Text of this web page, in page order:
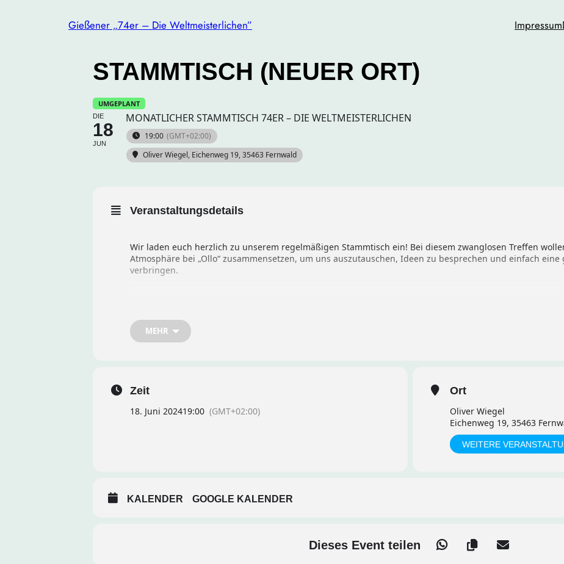
Gießener „74er – Die Weltmeisterlichen” Impressum
STAMMTISCH (NEUER ORT)
UMGEPLANT
DIE
18
JUN
MONATLICHER STAMMTISCH 74ER – DIE WELTMEISTERLICHEN
19:00 (GMT+02:00)
Oliver Wiegel, Eichenweg 19, 35463 Fernwald
Veranstaltungsdetails
Wir laden euch herzlich zu unserem regelmäßigen Stammtisch ein! Bei diesem zwanglosen Treffen
Atmosphäre bei „Ollo“ zusammensetzen, um uns auszutauschen, Ideen zu besprechen und einfach
verbringen.
Ort:Bei unserem Mitglied Oliver Wiegel, Eichenweg 19, 35463 Fernwald
Gemeinsamer Austausch und Kennenlernen
MEHR
Zeit
18. Juni 202419:00 (GMT+02:00)
Ort
Oliver Wiegel
Eichenweg 19, 35463
WEITERE
KALENDER GOOGLE KALENDER
Dieses Event teilen